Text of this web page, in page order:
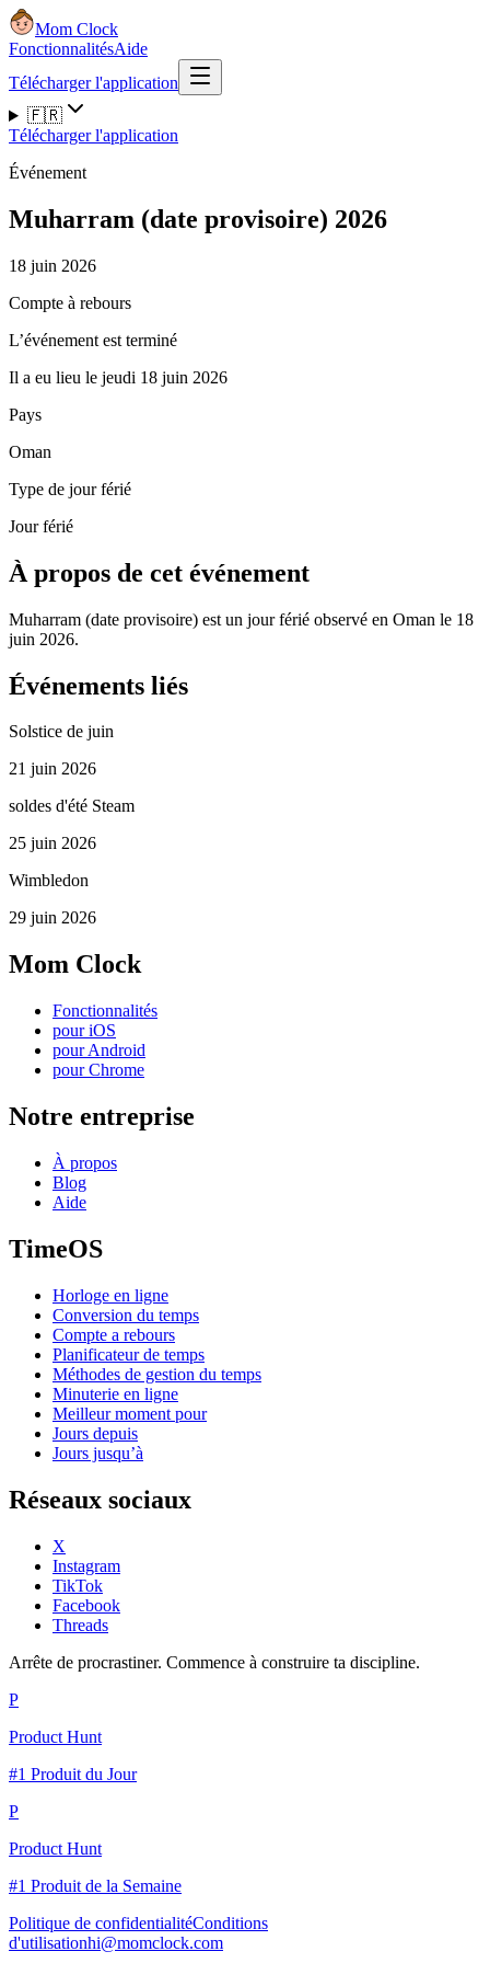
Mom Clock
FonctionnalitésAide
Télécharger l'application
🇫🇷
Télécharger l'application
Événement
Muharram (date provisoire) 2026
18 juin 2026
Compte à rebours
L’événement est terminé
Il a eu lieu le jeudi 18 juin 2026
Pays
Oman
Type de jour férié
Jour férié
À propos de cet événement
Muharram (date provisoire) est un jour férié observé en Oman le 18
juin 2026.
Événements liés
Solstice de juin
21 juin 2026
soldes d'été Steam
25 juin 2026
Wimbledon
29 juin 2026
Mom Clock
Fonctionnalités
pour iOS
pour Android
pour Chrome
Notre entreprise
À propos
Blog
Aide
TimeOS
Horloge en ligne
Conversion du temps
Compte a rebours
Planificateur de temps
Méthodes de gestion du temps
Minuterie en ligne
Meilleur moment pour
Jours depuis
Jours jusqu’à
Réseaux sociaux
X
Instagram
TikTok
Facebook
Threads
Arrête de procrastiner. Commence à construire ta discipline.
P
Product Hunt
#1 Produit du Jour
P
Product Hunt
#1 Produit de la Semaine
Politique de confidentialitéConditions
d'utilisationhi@momclock.com